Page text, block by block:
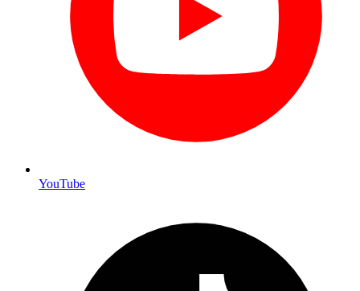
YouTube